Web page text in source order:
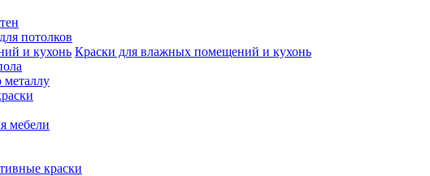
потолков
Краски для влажных помещений и кухонь
металлу
мебели
краски